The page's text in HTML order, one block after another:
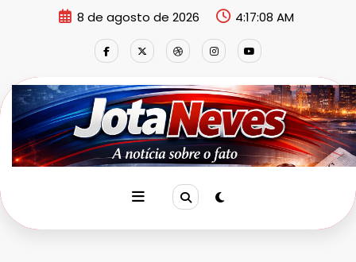
8 de agosto de 2026 4:17:08 AM